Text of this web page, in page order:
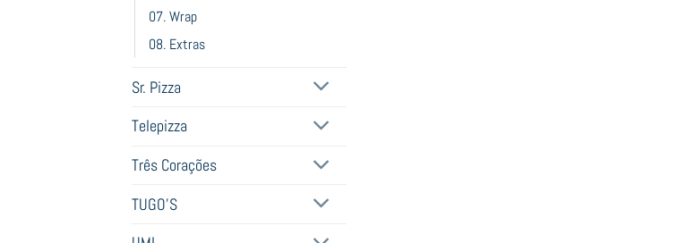
07. Wrap
08. Extras
Sr. Pizza
Telepizza
Três Corações
TUGO'S